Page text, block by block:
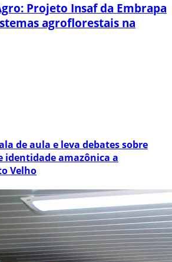
Projeto Insaf da Embrapa
agroflorestais na
de aula e leva debates sobre
identidade amazônica a
Velho